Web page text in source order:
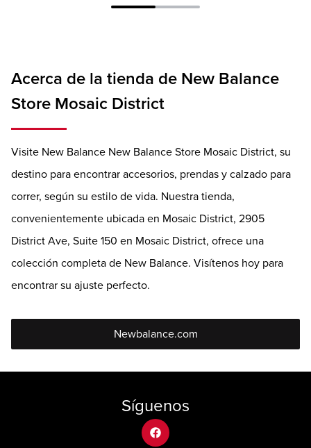
Acerca de la tienda de New Balance
Store Mosaic District
Visite New Balance New Balance Store Mosaic District, su
destino para encontrar accesorios, prendas y calzado para
correr, según su estilo de vida. Nuestra tienda,
convenientemente ubicada en Mosaic District, 2905
District Ave, Suite 150 en Mosaic District, ofrece una
colección completa de New Balance. Visítenos hoy para
encontrar su ajuste perfecto.
Newbalance.com
Síguenos
facebook